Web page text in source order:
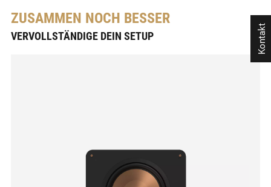
ZUSAMMEN NOCH BESSER
VERVOLLSTÄNDIGE DEIN SETUP Kontakt